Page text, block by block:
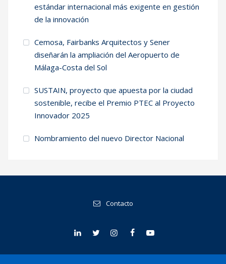
estándar internacional más exigente en gestión
de la innovación
Cemosa, Fairbanks Arquitectos y Sener
diseñarán la ampliación del Aeropuerto de
Málaga-Costa del Sol
SUSTAIN, proyecto que apuesta por la ciudad
sostenible, recibe el Premio PTEC al Proyecto
Innovador 2025
Nombramiento del nuevo Director Nacional
Contacto